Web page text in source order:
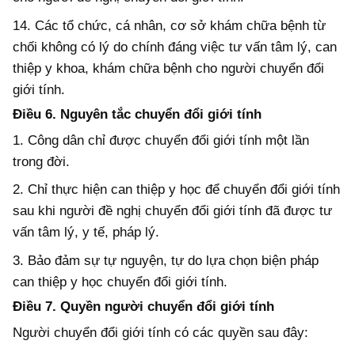
14. Các tổ chức, cá nhân, cơ sở khám chữa bệnh từ
chối không có lý do chính đáng việc tư vấn tâm lý, can
thiệp y khoa, khám chữa bệnh cho người chuyển đổi
giới tính.
Điều 6. Nguyên tắc chuyển đổi giới tính
1. Công dân chỉ được chuyển đổi giới tính một lần
trong đời.
2. Chỉ thực hiện can thiệp y học để chuyển đổi giới tính
sau khi người đề nghị chuyển đổi giới tính đã được tư
vấn tâm lý, y tế, pháp lý.
3. Bảo đảm sự tự nguyện, tự do lựa chọn biện pháp
can thiệp y học chuyển đổi giới tính.
Điều 7. Quyền người chuyển đổi giới tính
Người chuyển đổi giới tính có các quyền sau đây: